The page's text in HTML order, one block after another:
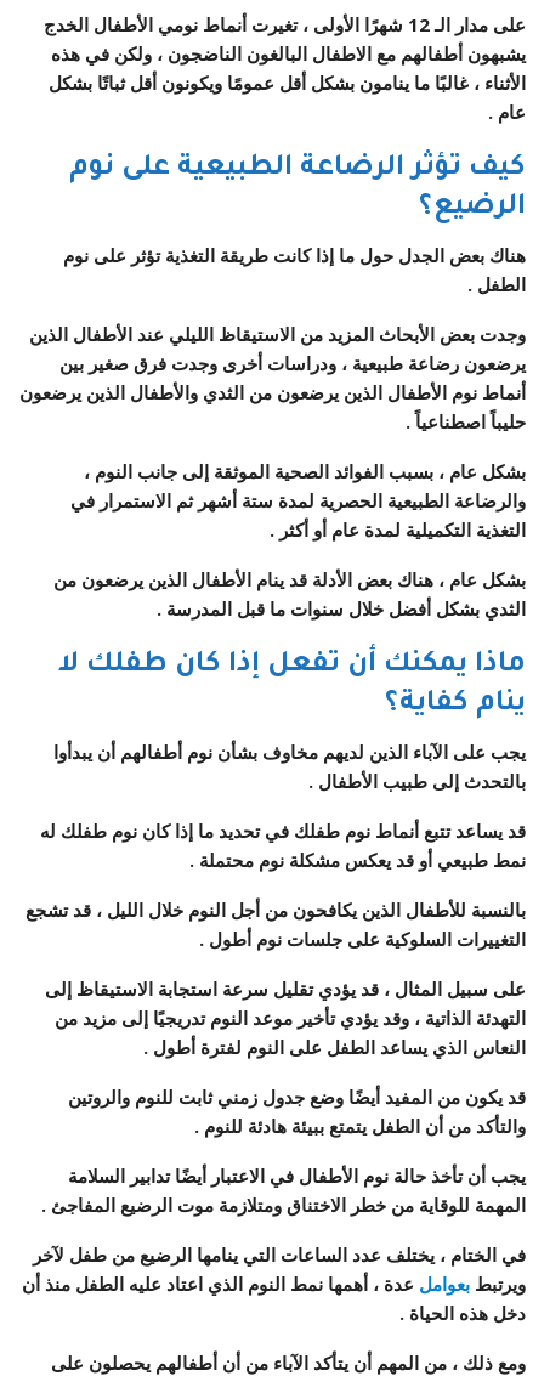
على مدار الـ 12 شهرًا الأولى ، تغيرت أنماط نومي الأطفال الخدج
يشبهون أطفالهم مع الاطفال البالغون الناضجون ، ولكن في هذه
الأثناء ، غالبًا ما ينامون بشكل أقل عمومًا ويكونون أقل ثباتًا بشكل
عام .
كيف تؤثر الرضاعة الطبيعية على نوم
الرضيع؟
هناك بعض الجدل حول ما إذا كانت طريقة التغذية تؤثر على نوم
الطفل .
وجدت بعض الأبحاث المزيد من الاستيقاظ الليلي عند الأطفال الذين
يرضعون رضاعة طبيعية ، ودراسات أخرى وجدت فرق صغير بين
أنماط نوم الأطفال الذين يرضعون من الثدي والأطفال الذين يرضعون
حليباً اصطناعياً .
بشكل عام ، بسبب الفوائد الصحية الموثقة إلى جانب النوم ،
والرضاعة الطبيعية الحصرية لمدة ستة أشهر ثم الاستمرار في
التغذية التكميلية لمدة عام أو أكثر .
بشكل عام ، هناك بعض الأدلة قد ينام الأطفال الذين يرضعون من
الثدي بشكل أفضل خلال سنوات ما قبل المدرسة .
ماذا يمكنك أن تفعل إذا كان طفلك لا
ينام كفاية؟
يجب على الآباء الذين لديهم مخاوف بشأن نوم أطفالهم أن يبدأوا
بالتحدث إلى طبيب الأطفال .
قد يساعد تتبع أنماط نوم طفلك في تحديد ما إذا كان نوم طفلك له
نمط طبيعي أو قد يعكس مشكلة نوم محتملة .
بالنسبة للأطفال الذين يكافحون من أجل النوم خلال الليل ، قد تشجع
التغييرات السلوكية على جلسات نوم أطول .
على سبيل المثال ، قد يؤدي تقليل سرعة استجابة الاستيقاظ إلى
التهدئة الذاتية ، وقد يؤدي تأخير موعد النوم تدريجيًا إلى مزيد من
النعاس الذي يساعد الطفل على النوم لفترة أطول .
قد يكون من المفيد أيضًا وضع جدول زمني ثابت للنوم والروتين
والتأكد من أن الطفل يتمتع ببيئة هادئة للنوم .
يجب أن تأخذ حالة نوم الأطفال في الاعتبار أيضًا تدابير السلامة
المهمة للوقاية من خطر الاختناق ومتلازمة موت الرضيع المفاجئ .
في الختام ، يختلف عدد الساعات التي ينامها الرضيع من طفل لآخر
ويرتبط بعوامل عدة ، أهمها نمط النوم الذي اعتاد عليه الطفل منذ أن
دخل هذه الحياة .
ومع ذلك ، من المهم أن يتأكد الآباء من أن أطفالهم يحصلون على